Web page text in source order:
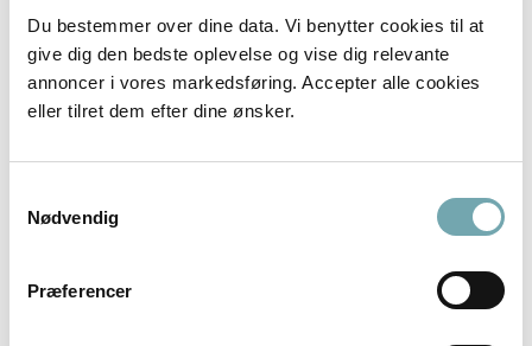
Du bestemmer over dine data. Vi benytter cookies til at
give dig den bedste oplevelse og vise dig relevante
annoncer i vores markedsføring. Accepter alle cookies
eller tilret dem efter dine ønsker.
Nødvendig
Præferencer
Ditte Young · 20. marts 2015 I denne uge har jeg
de havde en eksplosiv adfærd eller går i panik i
forskellige situationer. Jeg har prøvet at samle deres
historier her og håber, at nogen af jer kan bruge mine
råd: Prøv […]